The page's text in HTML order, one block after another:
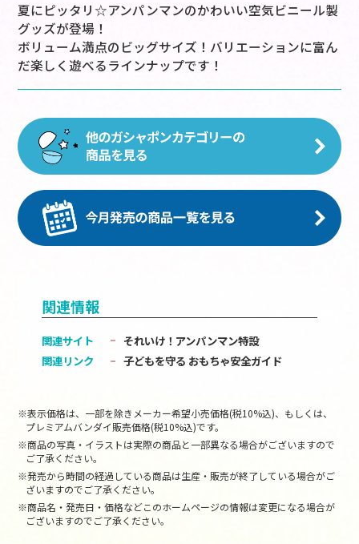
夏にピッタリ☆アンパンマンのかわいい空気ビニール製
グッズが登場！
ボリューム満点のビッグサイズ！バリエーションに富ん
だ楽しく遊べるラインナップです！
関連情報
関連サイト
それいけ！アンパンマン特設
関連リンク
子どもを守る おもちゃ安全ガイド
※表示価格は、一部を除きメーカー希望小売価格(税10%込)、もしくは、
プレミアムバンダイ販売価格(税10%込)です。
※商品の写真・イラストは実際の商品と一部異なる場合がございますので
ご了承ください。
※発売から時間の経過している商品は生産・販売が終了している場合がご
ざいますのでご了承ください。
※商品名・発売日・価格などこのホームページの情報は変更になる場合が
ございますのでご了承ください。